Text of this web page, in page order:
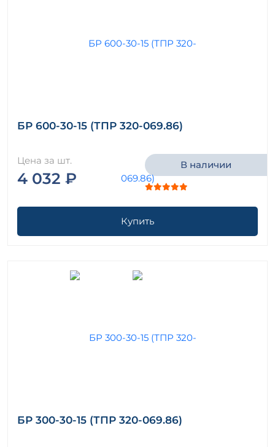
БР 600-30-15 (ТПР 320-069.86)
Цена за шт.
4 032 ₽
В наличии
Купить
БР 300-30-15 (ТПР 320-069.86)